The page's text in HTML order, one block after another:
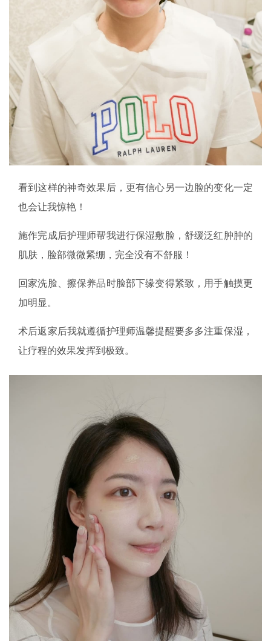
看到这样的神奇效果后，更有信心另一边脸的变化一定
也会让我惊艳！
施作完成后护理师帮我进行保湿敷脸，舒缓泛红肿肿的
肌肤，脸部微微紧绷，完全没有不舒服！
回家洗脸、擦保养品时脸部下缘变得紧致，用手触摸更
加明显。
术后返家后我就遵循护理师温馨提醒要多多注重保湿，
让疗程的效果发挥到极致。